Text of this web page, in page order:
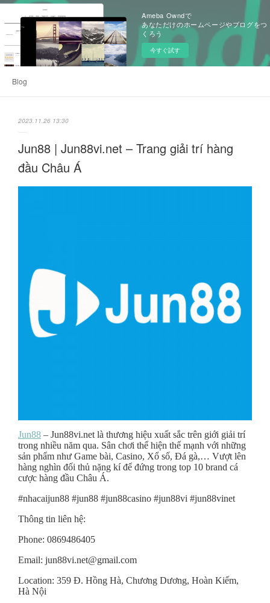
Ameba Owndで
あなただけのホームページやブログをつ
くろう
今すぐ試す
Blog
2023.11.26 13:30
Jun88 | Jun88vi.net – Trang giải trí hàng
đầu Châu Á